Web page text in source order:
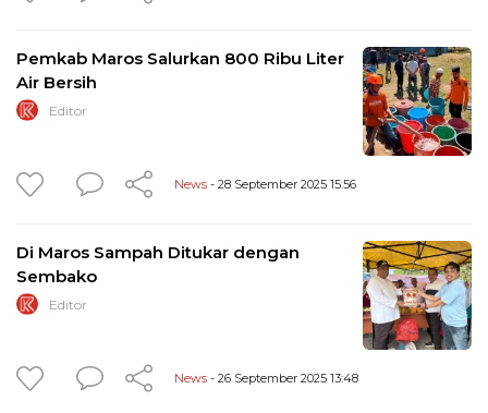
Pemkab Maros Salurkan 800 Ribu Liter
Air Bersih
Editor
News - 28 September 2025 15:56
Di Maros Sampah Ditukar dengan
Sembako
Editor
News - 26 September 2025 13:48